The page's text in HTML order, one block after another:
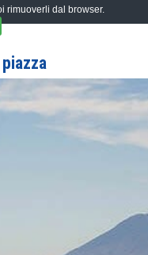
rimuoverli dal browser.